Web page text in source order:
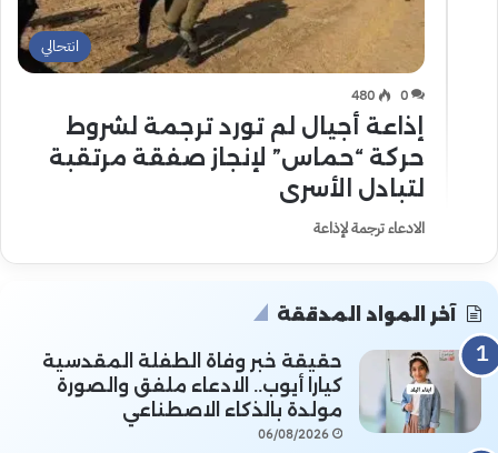
انتحالي
0
480
إذاعة أجيال لم تورد ترجمة لشروط
حركة “حماس” لإنجاز صفقة مرتقبة
لتبادل الأسرى
الادعاء ترجمة لإذاعة
آخر المواد المدققة
حقيقة خبر وفاة الطفلة المقدسية
كيارا أيوب.. الادعاء ملفق والصورة
مولدة بالذكاء الاصطناعي
06/08/2026